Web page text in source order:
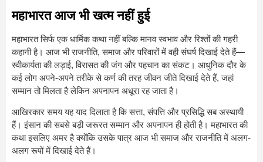
महाभारत आज भी खत्म नहीं हुई
महाभारत सिर्फ एक धार्मिक कथा नहीं बल्कि मानव स्वभाव और रिश्तों की गहरी
कहानी है। आज भी राजनीति, समाज और परिवारों में वही संघर्ष दिखाई देते हैं—
स्वीकार्यता की लड़ाई, विरासत की जंग और पहचान का संकट। आधुनिक दौर के
कई लोग अपने-अपने तरीके से कर्ण की तरह जीवन जीते दिखाई देते हैं, जहां
सम्मान तो मिलता है लेकिन अपनापन अधूरा रह जाता है।
आखिरकार समय यह याद दिलाता है कि सत्ता, संपत्ति और प्रसिद्धि सब अस्थायी
हैं। इंसान की सबसे बड़ी जरूरत सम्मान और अपनापन ही होती है। महाभारत की
कथा इसलिए अमर है क्योंकि उसके पात्र आज भी समाज और राजनीति में अलग-
अलग रूपों में दिखाई देते हैं।